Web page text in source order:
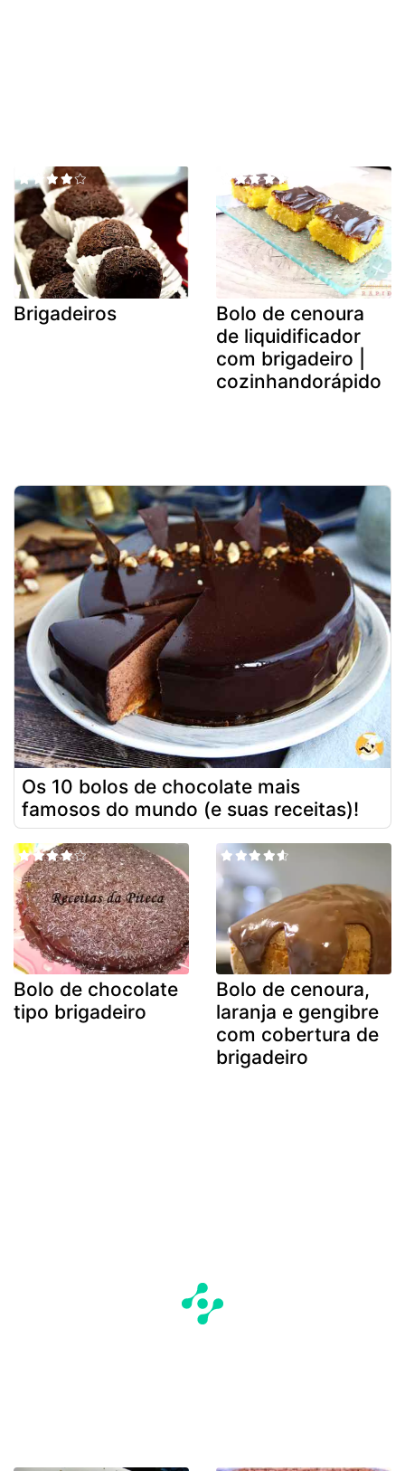
Brigadeiros
Bolo de cenoura
de liquidificador
com brigadeiro |
cozinhandorápido
Os 10 bolos de chocolate mais
famosos do mundo (e suas receitas)!
Bolo de chocolate
tipo brigadeiro
Bolo de cenoura,
laranja e gengibre
com cobertura de
brigadeiro